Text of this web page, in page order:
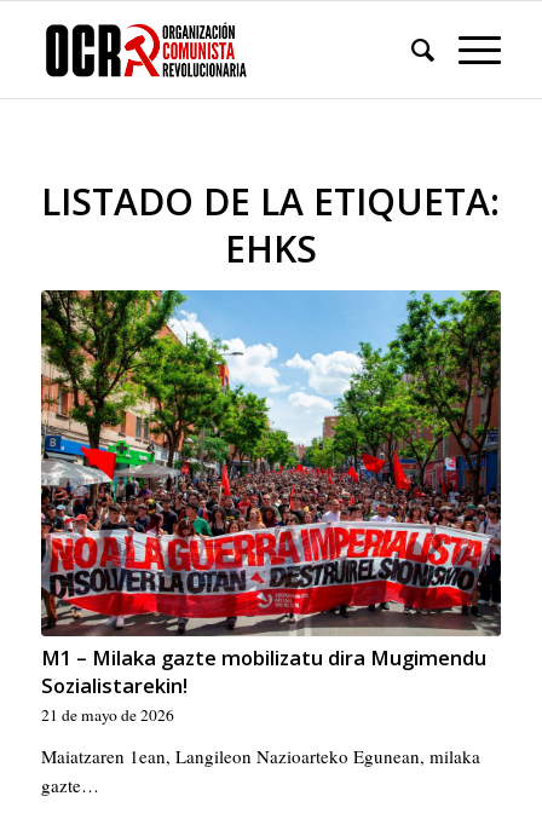
LISTADO DE LA ETIQUETA:
EHKS
M1 – Milaka gazte mobilizatu dira Mugimendu
Sozialistarekin!
21 de mayo de 2026
Maiatzaren 1ean, Langileon Nazioarteko Egunean, milaka
gazte…